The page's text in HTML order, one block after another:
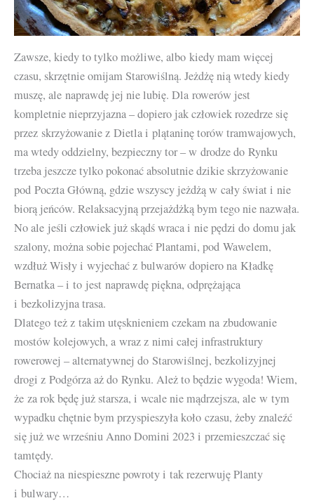
Zawsze, kiedy to tylko możliwe, albo kiedy mam więcej
czasu, skrzętnie omijam Starowiślną. Jeżdżę nią wtedy kiedy
muszę, ale naprawdę jej nie lubię. Dla rowerów jest
kompletnie nieprzyjazna – dopiero jak człowiek rozedrze się
przez skrzyżowanie z Dietla i plątaninę torów tramwajowych,
ma wtedy oddzielny, bezpieczny tor – w drodze do Rynku
trzeba jeszcze tylko pokonać absolutnie dzikie skrzyżowanie
pod Poczta Główną, gdzie wszyscy jeżdżą w cały świat i nie
biorą jeńców. Relaksacyjną przejażdżką bym tego nie nazwała.
No ale jeśli człowiek już skądś wraca i nie pędzi do domu jak
szalony, można sobie pojechać Plantami, pod Wawelem,
wzdłuż Wisły i wyjechać z bulwarów dopiero na Kładkę
Bernatka – i to jest naprawdę piękna, odprężająca
i bezkolizyjna trasa.
Dlatego też z takim utęsknieniem czekam na zbudowanie
mostów kolejowych, a wraz z nimi całej infrastruktury
rowerowej – alternatywnej do Starowiślnej, bezkolizyjnej
drogi z Podgórza aż do Rynku. Ależ to będzie wygoda! Wiem,
że za rok będę już starsza, i wcale nie mądrzejsza, ale w tym
wypadku chętnie bym przyspieszyła koło czasu, żeby znaleźć
się już we wrześniu Anno Domini 2023 i przemieszczać się
tamtędy.
Chociaż na niespieszne powroty i tak rezerwuję Planty
i bulwary…